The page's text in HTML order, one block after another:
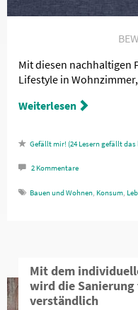
Mit diesen nachhaltigen
Lifestyle in
Weiterlesen
24 Lesern gefällt das
2 Kommentare
Bauen und Wohnen, Konsum,
Mit dem
wird die
verständlich